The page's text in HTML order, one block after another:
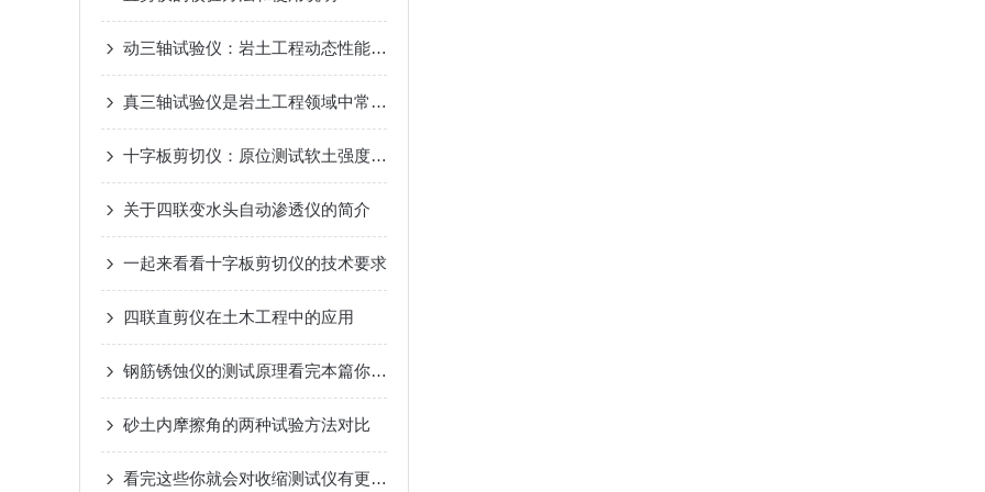
动三轴试验仪：岩土工程动态性能检测的核心设备
真三轴试验仪是岩土工程领域中常用的实验设备之一
十字板剪切仪：原位测试软土强度的“精准探针”
关于四联变水头自动渗透仪的简介
一起来看看十字板剪切仪的技术要求
四联直剪仪在土木工程中的应用
钢筋锈蚀仪的测试原理看完本篇你就知道了
砂土内摩擦角的两种试验方法对比
看完这些你就会对收缩测试仪有更多了解